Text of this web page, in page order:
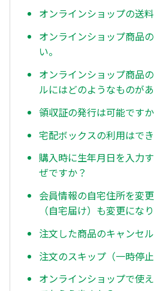
オンラインショップの送
オンラインショップ商品
い。
オンラインショップ商品
ルにはどのようなものが
領収証の発行は可能です
宅配ボックスの利用はで
購入時に生年月日を入力
ぜですか？
会員情報の自宅住所を変
（自宅届け）も変更にな
注文した商品のキャンセ
注文のスキップ（一時停
オンラインショップで使